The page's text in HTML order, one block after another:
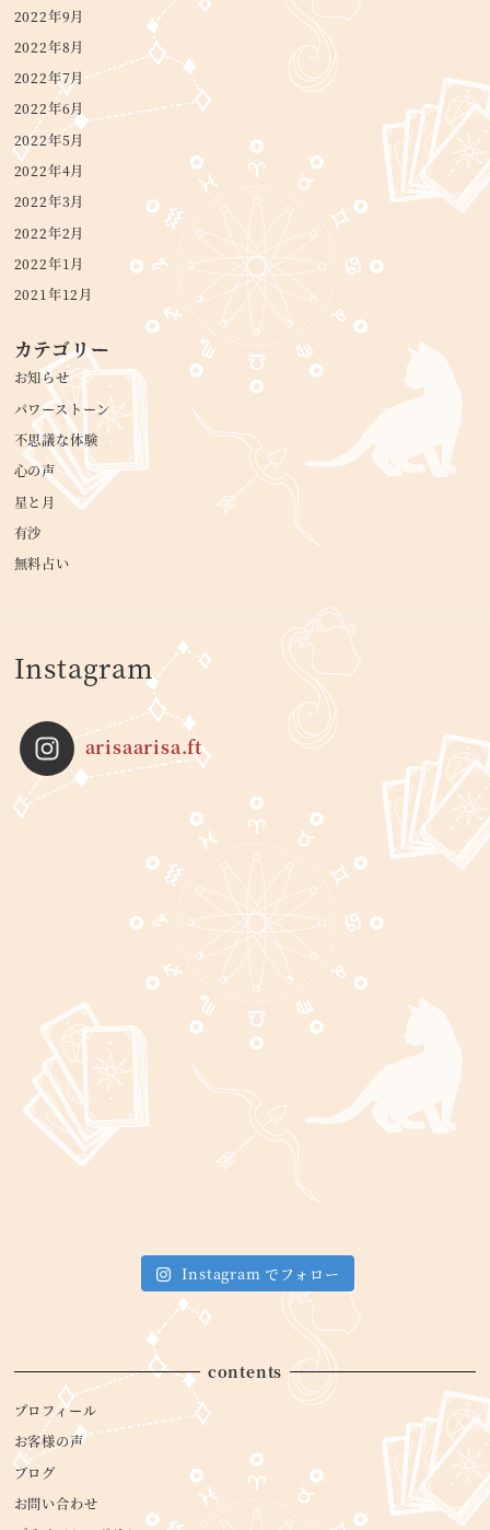
2022年9月
2022年8月
2022年7月
2022年6月
2022年5月
2022年4月
2022年3月
2022年2月
2022年1月
2021年12月
カテゴリー
お知らせ
パワーストーン
不思議な体験
心の声
星と月
有沙
無料占い
Instagram
arisaarisa.ft
Instagram でフォロー
contents
プロフィール
お客様の声
ブログ
お問い合わせ